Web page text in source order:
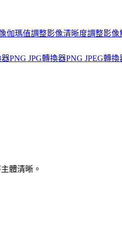
伽瑪值調整影像清晰度調整影像
器PNG JPG轉換器PNG JPEG轉換
體清晰。